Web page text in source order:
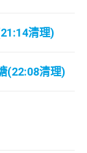
清理)
(22:08清理)